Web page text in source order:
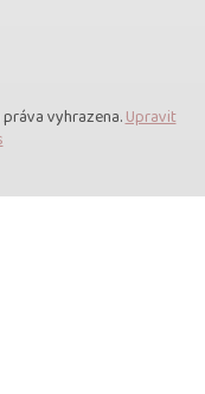
práva vyhrazena.Upravit